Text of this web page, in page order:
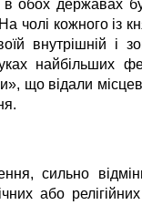
обох державах
чолі кожного із
внутрішній і
найбільших
що відали
сильно
або